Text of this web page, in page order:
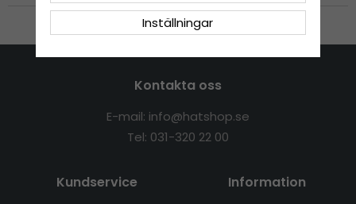
Till Kassan
Kontakta oss
E-mail: info@hatshop.se
Tel: 031-320 22 00
Kundservice Information
Inställningar